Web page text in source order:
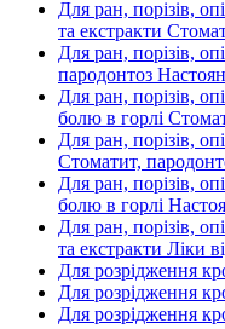
Для ран, порізів,
та екстракти
Для ран, порізів,
пародонтоз
Для ран, порізів,
болю в горлі
Для ран, порізів,
Стоматит,
Для ран, порізів,
болю в горлі
Для ран, порізів,
та екстракти Ліки
Для розрідження
Для розрідження
Для розрідження